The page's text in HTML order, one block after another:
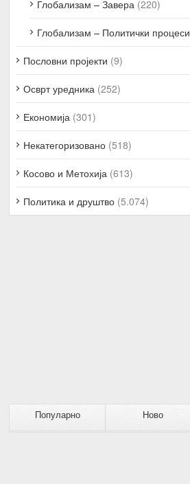
Глобализам – Завера (220)
Глобализам – Политички процеси
Пословни пројекти (9)
Осврт уредника (252)
Економија (301)
Некатегоризовано (518)
Косово и Метохија (613)
Политика и друштво (5.074)
Популарно Ново